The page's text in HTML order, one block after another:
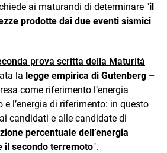
ai maturandi di determinare "il
prodotte dai due eventi sismici
prova scritta della Maturità
la legge empirica di Gutenberg –
come riferimento l’energia
e l’energia di riferimento: in questo
candidati e alle candidate di
percentuale dell’energia
il secondo terremoto".